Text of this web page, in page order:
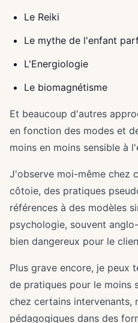
Le Reiki
Le mythe de l'enfant
L'Energiologie
Le biomagnétisme
Et beaucoup d'autres
en fonction des modes et
moins en moins sensible à
J'observe moi-même chez
côtoie, des pratiques
références à des modèles
psychologie, souvent
bien dangereux pour le
Plus grave encore, je peux
de pratiques pour le moins
chez certains intervenants,
pédagogiques dans des